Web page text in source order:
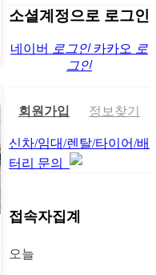
소셜계정으로 로그인
네이버 로그인 카카오 로
그인
회원가입 정보찾기
신차/임대/렌탈/타이어/배
터리 문의
접속자집계
오늘